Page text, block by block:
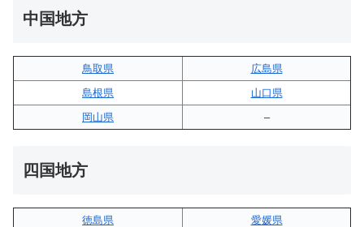
中国地方
鳥取県
広島県
島根県
山口県
岡山県
–
四国地方
徳島県
愛媛県